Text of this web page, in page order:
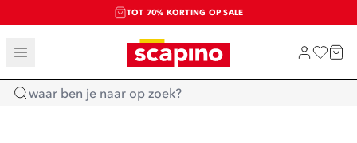
TOT 70% KORTING OP SALE
SALE: LAATSTE KANS!
SHOP NIEUW
Home